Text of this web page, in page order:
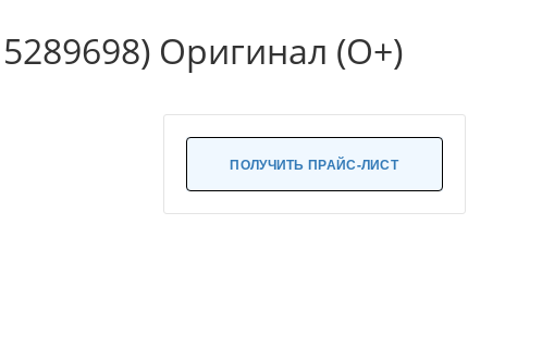
Оригинал (О+)
ПОЛУЧИТЬ ПРАЙС-ЛИСТ